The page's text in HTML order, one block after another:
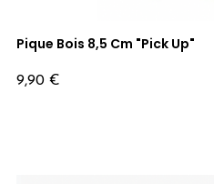
Pique Bois 8,5 Cm "Pick Up"
Prix
9,90 €